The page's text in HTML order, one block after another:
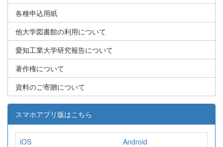
各種申込用紙
他大学図書館の利用について
愛知工業大学研究報告について
著作権について
資料のご寄贈について
スマホアプリ版はこちら
iOS Android